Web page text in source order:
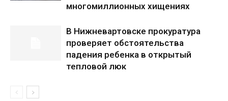
многомиллионных хищениях
В Нижневартовске прокуратура
проверяет обстоятельства
падения ребенка в открытый
тепловой люк